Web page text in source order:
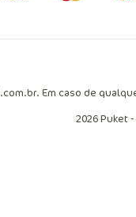
Em caso de
2026 Puket